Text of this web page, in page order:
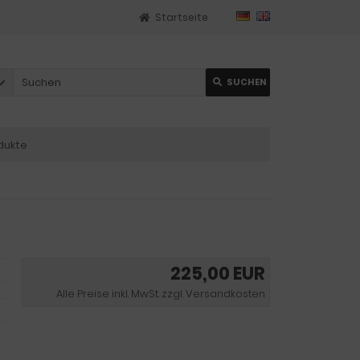
Startseite
SUCHEN
225,00 EUR
Alle Preise inkl. MwSt. zzgl. Versandkosten